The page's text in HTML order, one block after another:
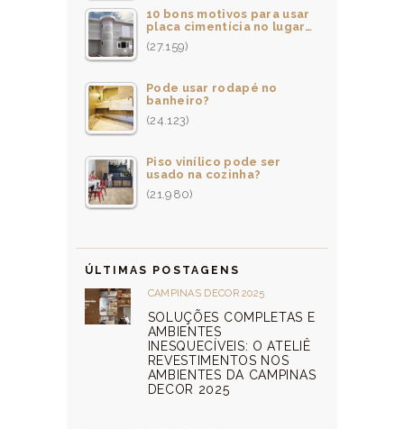
10 bons motivos para usar
placa cimentícia no lugar…
(27.159)
Pode usar rodapé no
banheiro?
(24.123)
Piso vinílico pode ser
usado na cozinha?
(21.980)
ÚLTIMAS POSTAGENS
CAMPINAS DECOR 2025
SOLUÇÕES COMPLETAS E
AMBIENTES
INESQUECÍVEIS: O ATELIÊ
REVESTIMENTOS NOS
AMBIENTES DA CAMPINAS
DECOR 2025